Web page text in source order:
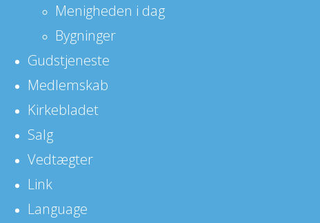
Menigheden i dag
Bygninger
Gudstjeneste
Medlemskab
Kirkebladet
Salg
Vedtægter
Link
Language